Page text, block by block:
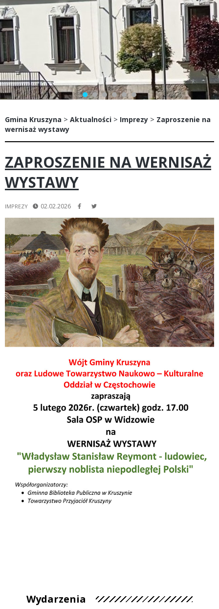
Gmina Kruszyna > Aktualności > Imprezy > Zaproszenie na
wernisaż wystawy
ZAPROSZENIE NA WERNISAŻ
WYSTAWY
IMPREZY 02.02.2026
Wydarzenia